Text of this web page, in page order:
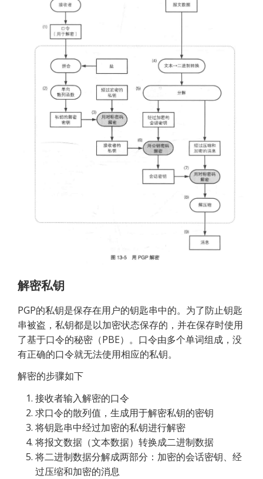
解密私钥
PGP的私钥是保存在用户的钥匙串中的。为了防止钥匙
串被盗，私钥都是以加密状态保存的，并在保存时使用
了基于口令的秘密（PBE）。口令由多个单词组成，没
有正确的口令就无法使用相应的私钥。
解密的步骤如下
接收者输入解密的口令
求口令的散列值，生成用于解密私钥的密钥
将钥匙串中经过加密的私钥进行解密
将报文数据（文本数据）转换成二进制数据
将二进制数据分解成两部分：加密的会话密钥、经
过压缩和加密的消息